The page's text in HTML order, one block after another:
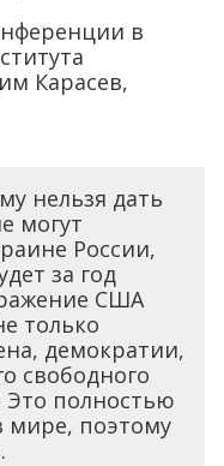
в
Карасев,
нельзя дать
могут
России,
за год
США
только
демократии,
свободного
полностью
мире, поэтому